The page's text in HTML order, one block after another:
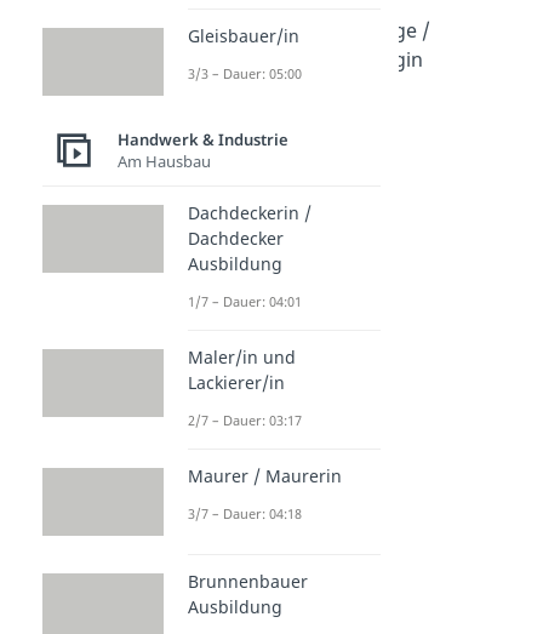
Umwelttechnologe /
Umwelttechnologin
Dauer: 05:17
Gleisbauer/in
3/3 – Dauer: 05:00
Handwerk & Industrie
Am Hausbau
Dachdeckerin /
Dachdecker
Ausbildung
1/7 – Dauer: 04:01
Maler/in und
Lackierer/in
2/7 – Dauer: 03:17
Maurer / Maurerin
3/7 – Dauer: 04:18
Brunnenbauer
Ausbildung